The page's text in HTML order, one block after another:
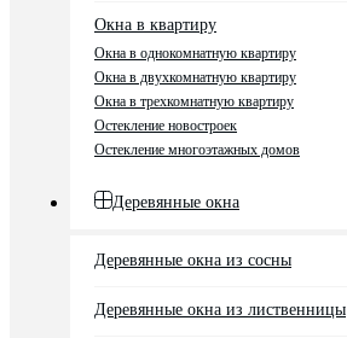
Окна в квартиру
Окна в однокомнатную квартиру
Окна в двухкомнатную квартиру
Окна в трехкомнатную квартиру
Остекление новостроек
Остекление многоэтажных домов
Деревянные окна
Деревянные окна из сосны
Деревянные окна из лиственницы